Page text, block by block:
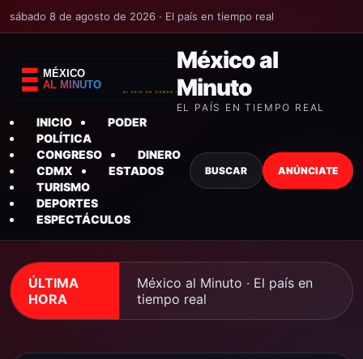
sábado 8 de agosto de 2026 · El país en tiempo real
México al
Minuto
EL PAÍS EN TIEMPO REAL
INICIO
PODER
POLÍTICA
CONGRESO
DINERO
CDMX
ESTADOS
TURISMO
DEPORTES
ESPECTÁCULOS
BUSCAR ANÚNCIATE
ÚLTIMA
HORA
México al Minuto · El país en
tiempo real